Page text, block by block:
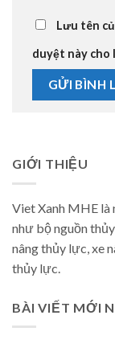
Lưu tên
duyệt này cho
GIỚI THIỆU
Viet Xanh MHE là
như bộ nguồn
nâng thủy lực, xe
thủy lực.
BÀI VIẾT MỚI